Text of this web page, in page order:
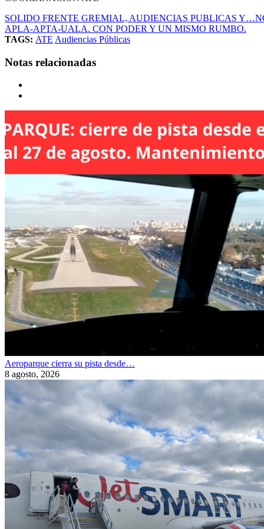
SOLIDO FRENTE GREMIAL, AUDIENCIAS PUBLICAS
APLA-APTA-UALA. CON PODER Y UN MISMO RUMBO.
TAGS: ATE Audiencias Públicas
Notas relacionadas
Aeroparque cierra su pista desde…
8 agosto, 2026